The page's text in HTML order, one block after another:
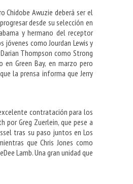
Chidobe Awuzie deberá ser el
desde su selección en
y hermano del receptor
jóvenes como Jourdan Lewis y
Thompson como Strong
Green Bay, en marzo pero
la prensa informa que Jerry
contratación para los
por Greg Zuerlein, que pese a
tras su paso juntos en Los
que Chris Jones como
Lamb. Una gran unidad que